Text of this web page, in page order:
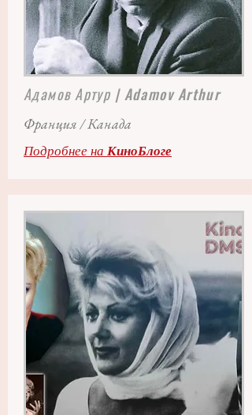
Адамов Артур | Adamov Arthur
Франция / Канада
Подробнее на КиноБлоге